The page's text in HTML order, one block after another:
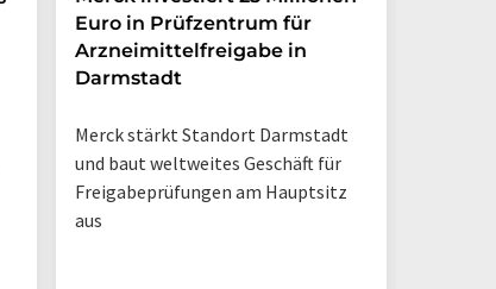
Euro in Prüfzentrum für
Arzneimittelfreigabe in
Darmstadt
Merck stärkt Standort Darmstadt
und baut weltweites Geschäft für
Freigabeprüfungen am Hauptsitz
aus